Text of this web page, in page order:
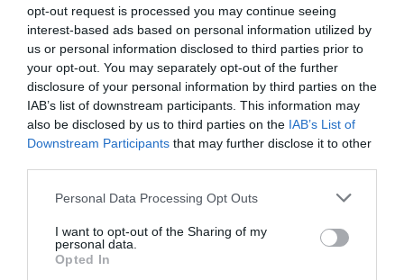
opt-out request is processed you may continue seeing
interest-based ads based on personal information utilized by
us or personal information disclosed to third parties prior to
your opt-out. You may separately opt-out of the further
disclosure of your personal information by third parties on the
IAB’s list of downstream participants. This information may
also be disclosed by us to third parties on the IAB’s List of
Downstream Participants that may further disclose it to other
Please note that this website/app uses one or more Google
not limited to your visit or usage behaviour. You may click to
grant or deny consent to Google and its third-party tags to
use your data for below specified purposes in below Google
Personal Data Processing Opt Outs
I want to opt-out of the Sharing of my
personal data.
Opted In
Παναθηναϊκό και θα είναι “μέσα” στο ματς
κόντρα στον ΠΑΟΚ
Ο Γάλλος επιθετικός θα βραβευτεί από το "τριφύλλι"